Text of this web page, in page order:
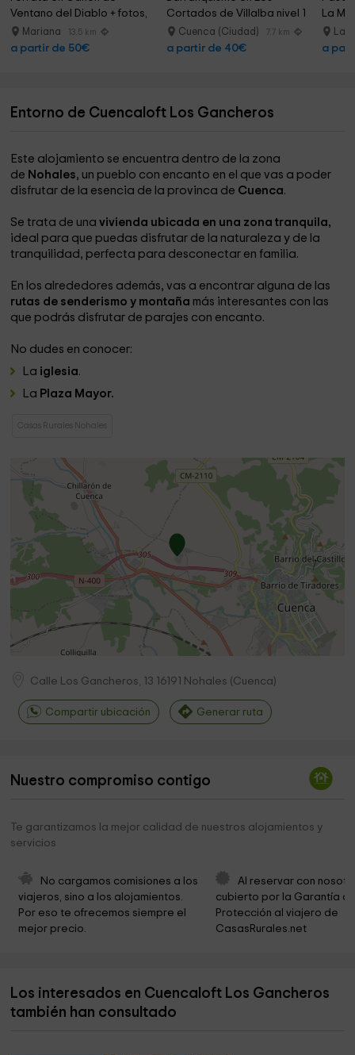
Ventano del Diablo + fotos,
5hMariana 13.5 km
a partir de 50€
Cortados de Villalba nivel 1
Cuenca (Ciudad) 7.7 km
a partir de 40€
La
La
a
Entorno de Cuencaloft Los Gancheros
Este alojamiento se encuentra dentro de la zona
de Nohales, un pueblo con encanto en el que vas a poder
disfrutar de la esencia de la provinca de Cuenca.
Se trata de unavivienda ubicada en una zona tranquila,
ideal para que puedas disfrutar de la naturaleza y de la
tranquilidad, perfecta para desconectar en familia.
En los alrededores además, vas a encontrar alguna de las
rutas de senderismo y montaña más interesantes con las
que podrás disfrutar de parajes con encanto.
No dudes en conocer:
La iglesia.
La Plaza Mayor.
Casas Rurales Nohales
Calle Los Gancheros, 13 16191 Nohales (Cuenca)
Compartir ubicación Generar ruta
Nuestro compromiso contigo
Te garantizamos la mejor calidad de nuestros alojamientos y
servicios
No cargamos comisiones a los
viajeros, sino a los alojamientos.
Por eso te ofrecemos siempre el
mejor precio.
Al reservar con
cubierto por la Garantía
Protección al viajero de
CasasRurales.net
Los interesados en Cuencaloft Los Gancheros
también han consultado